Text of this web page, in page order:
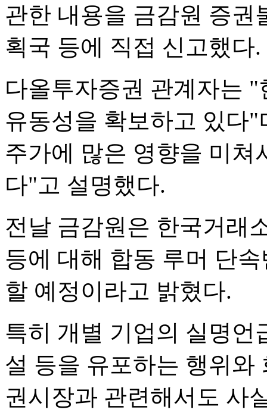
관한 내용을 금감원 증권
획국 등에 직접 신고했다.
다올투자증권 관계자는
유동성을 확보하고 있다
주가에 많은 영향을 미쳐
다"고 설명했다.
전날 금감원은 한국거래
등에 대해 합동 루머 단
할 예정이라고 밝혔다.
특히 개별 기업의 실명언
설 등을 유포하는 행위와
권시장과 관련해서도 사